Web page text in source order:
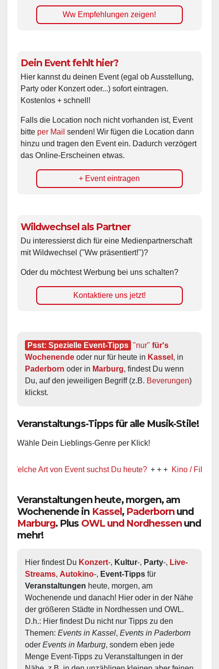
Ww Empfehlungen zeigen!
Dein Event fehlt hier?
Hier kannst du deinen Event (egal ob Ausstellung,
Party oder Konzert oder...) sofort eintragen.
Kostenlos + schnell!
Falls die Location noch nicht vorhanden ist, Event
bitte per Mail senden! Wir fügen die Location dann
hinzu und tragen den Event ein. Dadurch verzögert
das Online-Erscheinen etwas.
+ Event eintragen
Wildwechsel als Partner
Du interessierst dich für eine Medienpartnerschaft
mit Wildwechsel ("Ww präsentiert!")?
Oder du möchtest Werbung bei uns schalten?
Kontaktiere uns jetzt!
Psst: Spezielle Event-Tipps "nur" für's
Wochenende oder nur für heute in Kassel
Paderborn oder in Marburg, findest Du wenn
Du, auf den jeweiligen Begriff (z.B. Beverungen)
klickst.
Veranstaltungs-Tipps für alle Musik-Stile!
Wähle Dein Lieblings-Genre per Klick!
Art von Event suchst Du heute? + + + Kino / Film + + +
Veranstaltungen heute, morgen, am
Wochenende in Kassel, Paderborn und
Marburg. Plus OWL und Nordhessen und
mehr!
Hier findest Du Konzert-, Kultur-, Party-, Live-
Streams, Autokino-, Event-Tipps
Veranstaltungen heute, morgen, am
Wochenende und danach! Hier oder in der Nähe
der größeren Städte in Nordhessen und OWL.
D.h.: Hier findest Du nicht nur Tipps zu den
Themen: Events in Kassel, Events in Paderborn
oder Events in Marburg, sondern eben jede
Menge Event-Tipps zu Veranstaltungen in der